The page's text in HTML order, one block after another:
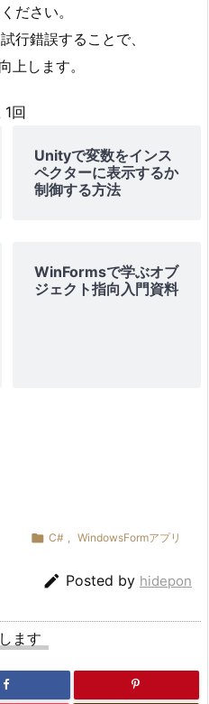
ださい。
行錯誤することで、
上します。
回
Unityで変数をインス
ペクターに表示するか
制御する方法
WinFormsで学ぶオブ
ジェクト指向入門資料
 C# WindowsFormアプリ
 Posted by hidepon
ます